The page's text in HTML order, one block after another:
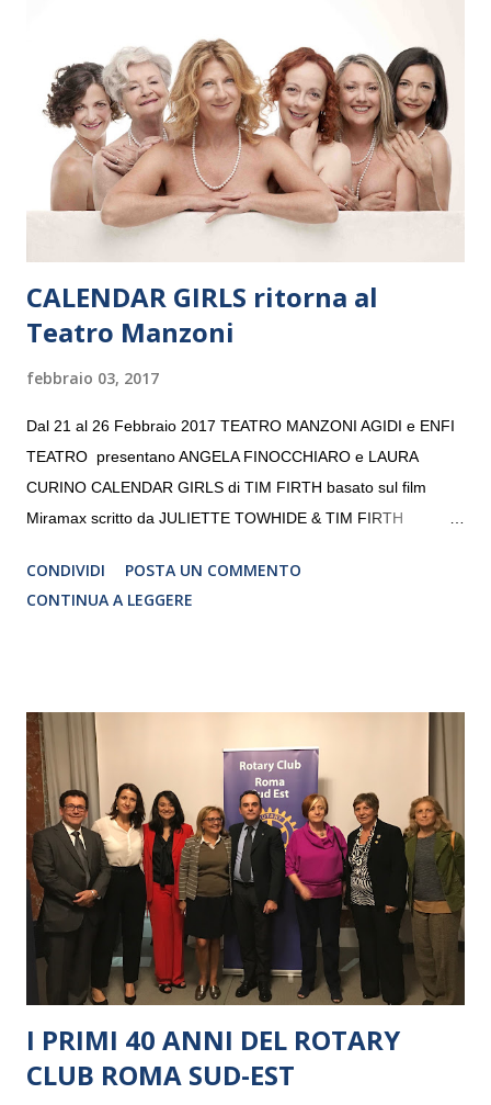
“Settembre dell’Accademia” dove si esibirà per il secondo anno
consecutivo. Il pubblico milanese avrà il piacere di applaudire i
giovani artisti della Baltic Sea Youth Philharmonic per la quarta
volta. L’orchestra, fondata nel 2008 da Kristjan Järvi (affiancato
da un prestigioso consiglio di consulent...
CALENDAR GIRLS ritorna al
Teatro Manzoni
febbraio 03, 2017
Dal 21 al 26 Febbraio 2017 TEATRO MANZONI AGIDI e ENFI
TEATRO presentano ANGELA FINOCCHIARO e LAURA
CURINO CALENDAR GIRLS di TIM FIRTH basato sul film
Miramax scritto da JULIETTE TOWHIDE & TIM FIRTH
CRISTINA PEZZOLI
CONDIVIDI
POSTA UN COMMENTO
CONTINUA A LEGGERE
I PRIMI 40 ANNI DEL ROTARY
CLUB ROMA SUD-EST